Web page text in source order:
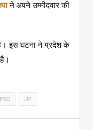
ने अपने उम्मीदवार की
है। इस घटना ने प्रदेश के
PSO UP